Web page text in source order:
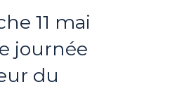
11 mai
journée
du